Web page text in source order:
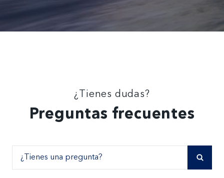
¿Tienes dudas?
Preguntas frecuentes